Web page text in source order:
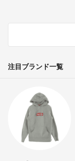
注目ブランド一覧